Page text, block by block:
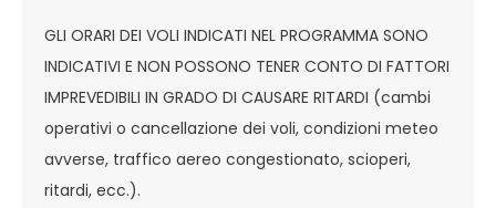
GLI ORARI DEI VOLI INDICATI NEL PROGRAMMA SONO
INDICATIVI E NON POSSONO TENER CONTO DI FATTORI
IMPREVEDIBILI IN GRADO DI CAUSARE RITARDI (cambi
operativi o cancellazione dei voli, condizioni meteo
avverse, traffico aereo congestionato, scioperi,
ritardi, ecc.).